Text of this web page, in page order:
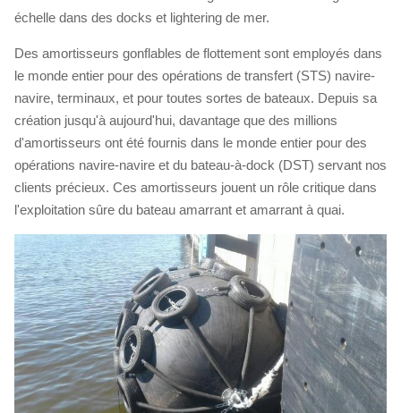
échelle dans des docks et lightering de mer.
Des amortisseurs gonflables de flottement sont employés dans
le monde entier pour des opérations de transfert (STS) navire-
navire, terminaux, et pour toutes sortes de bateaux. Depuis sa
création jusqu'à aujourd'hui, davantage que des millions
d'amortisseurs ont été fournis dans le monde entier pour des
opérations navire-navire et du bateau-à-dock (DST) servant nos
clients précieux. Ces amortisseurs jouent un rôle critique dans
l'exploitation sûre du bateau amarrant et amarrant à quai.